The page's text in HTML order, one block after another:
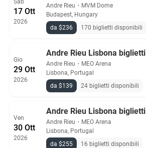
Sab
17 Ott
2026
Andre Rieu ・ MVM Dome
Budapest, Hungary
da $236
170 biglietti disponibili
Gio
29 Ott
2026
Andre Rieu Lisbona biglietti
Andre Rieu ・ MEO Arena
Lisbona, Portugal
da $139
24 biglietti disponibili
Ven
30 Ott
2026
Andre Rieu Lisbona biglietti
Andre Rieu ・ MEO Arena
Lisbona, Portugal
da $255
16 biglietti disponibili